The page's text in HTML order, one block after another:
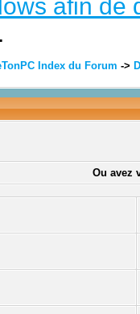
afin de
.
Index du Forum ->
Ou avez